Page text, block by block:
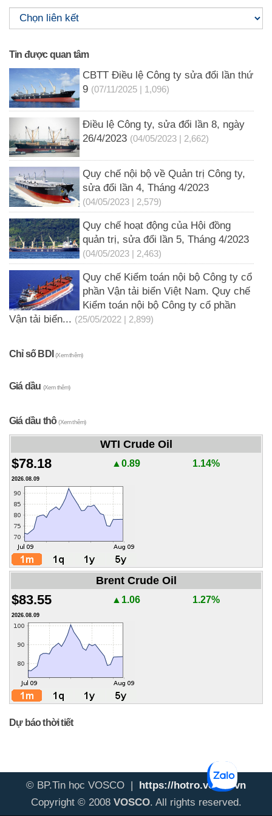
Tin được quan tâm
CBTT Điều lệ Công ty sửa đổi lần thứ
9 (07/11/2025 | 1,096)
Điều lệ Công ty, sửa đổi lần 8, ngày
26/4/2023 (04/05/2023 | 2,662)
Quy chế nội bộ về Quản trị Công ty,
sửa đổi lần 4, Tháng 4/2023
(04/05/2023 | 2,579)
Quy chế hoạt động của Hội đồng
quản trị, sửa đổi lần 5, Tháng 4/2023
(04/05/2023 | 2,463)
Quy chế Kiểm toán nội bộ Công ty cổ
phần Vận tải biển Việt Nam. Quy chế
Kiểm toán nội bộ Công ty cổ phần
Vận tải biển... (25/05/2022 | 2,899)
Chỉ số BDI(Xem thêm)
Giá dầu (Xem thêm)
Giá dầu thô(Xem thêm)
WTI Crude Oil
$78.18 ▲0.89 1.14%
2026.08.09
Brent Crude Oil
$83.55 ▲1.06 1.27%
2026.08.09
Dự báo thời tiết
© BP.Tin học VOSCO |
https://hotro.vosco.vn
Copyright © 2008 VOSCO. All rights reserved.